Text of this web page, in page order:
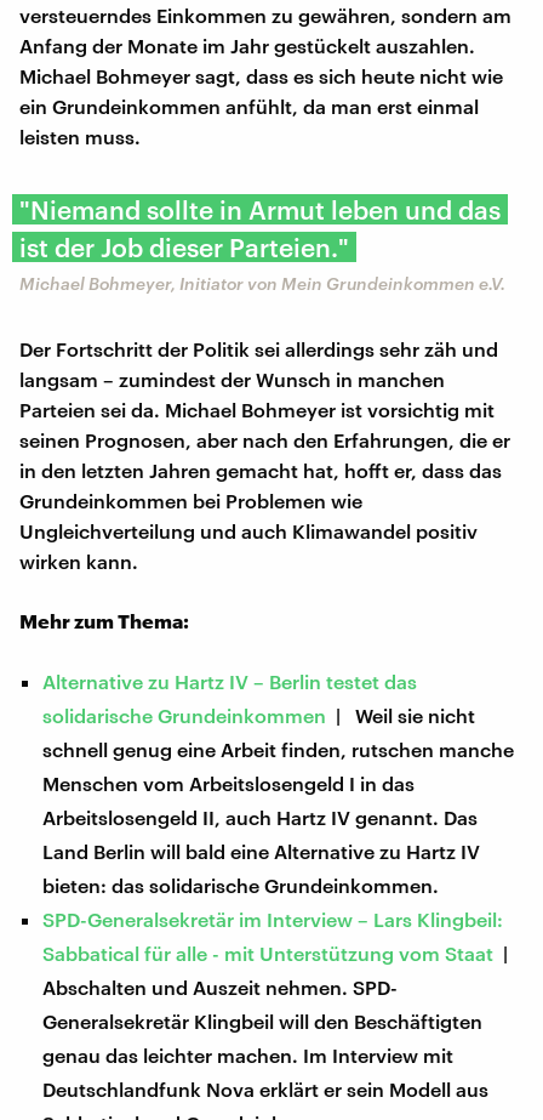
versteuerndes Einkommen zu gewähren, sondern am
Anfang der Monate im Jahr gestückelt auszahlen.
Michael Bohmeyer sagt, dass es sich heute nicht wie
ein Grundeinkommen anfühlt, da man erst einmal
leisten muss.
"Niemand sollte in Armut leben und das
ist der Job dieser Parteien."
Michael Bohmeyer, Initiator von Mein Grundeinkommen e.V.
Der Fortschritt der Politik sei allerdings sehr zäh und
langsam – zumindest der Wunsch in manchen
Parteien sei da. Michael Bohmeyer ist vorsichtig mit
seinen Prognosen, aber nach den Erfahrungen, die er
in den letzten Jahren gemacht hat, hofft er, dass das
Grundeinkommen bei Problemen wie
Ungleichverteilung und auch Klimawandel positiv
wirken kann.
Mehr zum Thema:
Alternative zu Hartz IV – Berlin testet das
solidarische Grundeinkommen | Weil sie nicht
schnell genug eine Arbeit finden, rutschen manche
Menschen vom Arbeitslosengeld I in das
Arbeitslosengeld II, auch Hartz IV genannt. Das
Land Berlin will bald eine Alternative zu Hartz IV
bieten: das solidarische Grundeinkommen.
SPD-Generalsekretär im Interview – Lars Klingbeil:
Sabbatical für alle - mit Unterstützung vom Staat |
Abschalten und Auszeit nehmen. SPD-
Generalsekretär Klingbeil will den Beschäftigten
genau das leichter machen. Im Interview mit
Deutschlandfunk Nova erklärt er sein Modell aus